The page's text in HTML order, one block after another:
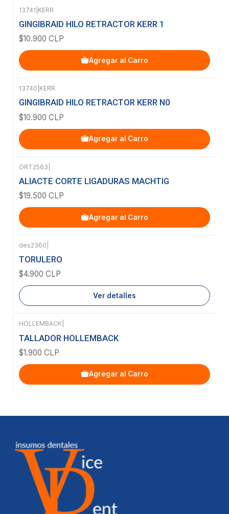
13741 KERR
GINGIBRAID HILO RETRACTOR KERR 1
$10.900 CLP
Agregar al Carro
13740 KERR
GINGIBRAID HILO RETRACTOR KERR N0
$10.900 CLP
Agregar al Carro
ORT2563
ALIACTE CORTE LIGADURAS MACHTIG
$19.500 CLP
Agregar al Carro
Agotado
des2360
TORULERO
$4.900 CLP
Ver detalles
HOLLEMBACK
TALLADOR HOLLEMBACK
$1.900 CLP
Agregar al Carro